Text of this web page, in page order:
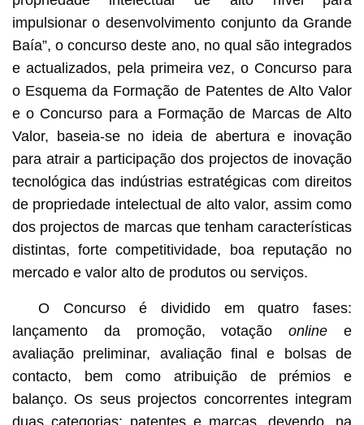
impulsionar o desenvolvimento conjunto da Grande
Baía”, o concurso deste ano, no qual são integrados
e actualizados, pela primeira vez, o Concurso para
o Esquema da Formação de Patentes de Alto Valor
e o Concurso para a Formação de Marcas de Alto
Valor, baseia-se no ideia de abertura e inovação
para atrair a participação dos projectos de inovação
tecnológica das indústrias estratégicas com direitos
de propriedade intelectual de alto valor, assim como
dos projectos de marcas que tenham características
distintas, forte competitividade, boa reputação no
mercado e valor alto de produtos ou serviços.
O Concurso é dividido em quatro fases:
lançamento da promoção, votaçãoonline e
avaliação preliminar, avaliação final e bolsas de
contacto, bem como atribuição de prémios e
balanço. Os seus projectos concorrentes integram
duas categorias: patentes e marcas, devendo, na